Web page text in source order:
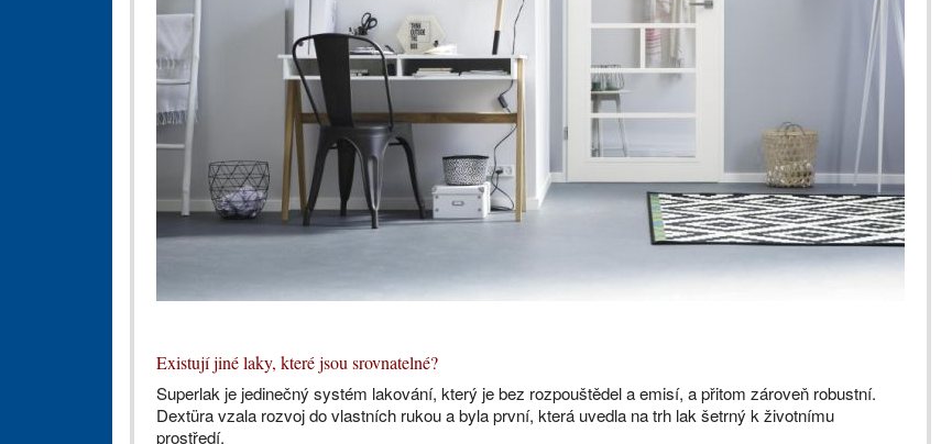
Existují jiné laky, které jsou srovnatelné?
Superlak je jedinečný systém lakování, který je bez rozpouštědel a emisí, a přitom zároveň robustní.
Dextüra vzala rozvoj do vlastních rukou a byla první, která uvedla na trh lak šetrný k životnímu
prostředí.